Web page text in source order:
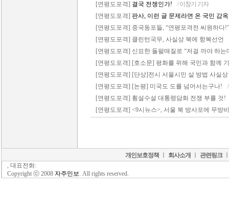
[연평도포격] 결국 전쟁인가!
/ 이창기 기자
[연평도포격] 판사, 이런 글 문제라면 온 국민 감
[연평도포격] 중국동포들, “연평포격전 씨원하다!”
[연평도포격] 클린턴국무, 사실상 북에 항복선언
[연평도포격] 신묘한 돌팔매질로 “저걸 까야 하는
[연평도포격] [호소문] 평화를 위해 국민과 함께
[연평도포격] [단상]전시 서울시민 살 방법 사실
[연평도포격] [논평] 미국도 도를 넘어서는구나!
[연평도포격] 횡설수설 대통령담화 전쟁 부를 것!
[연평도포격] <9시뉴스>, 서울 북 방사포에 무방비
개인보호정책 회사소개 관련링크
, 대표전화:
Copyright ⓒ 2008 자주민보. All rights reserved.